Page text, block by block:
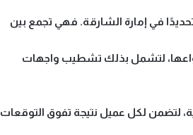
في إمارة الشارقة. فهي تجمع بين
لتشمل بذلك تشطيب واجهات
، لتضمن لكل عميل نتيجة تفوق التوقعات